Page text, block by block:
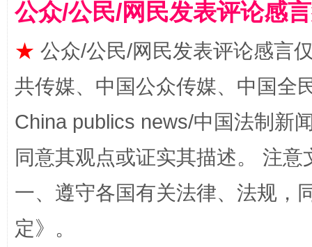
受贿1.44亿！段成刚被判无期 从幼
全民健身五年计划来了！等你上场
公众/公民/网民发表评论感
★ 公众/公民/网民发表评论感言
共传媒、中国公众传媒、中国全
China publics news/中国法制新
同意其观点或证实其描述。 注
一、遵守各国有关法律、法规，
定》。